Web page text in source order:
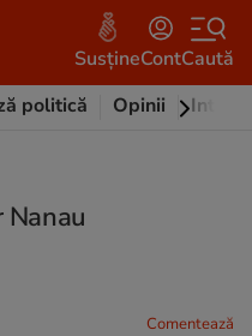
SusțineContCaută
politică Opinii
Comentează